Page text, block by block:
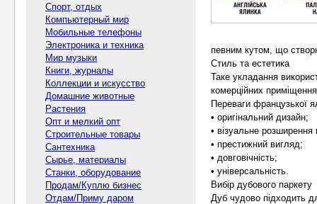
Спорт, отдых
Компьютерный мир
Мобильные телефоны
Электроника и техника
Мир музыки
Книги, журналы
Коллекции и искусство
Домашние животные
Растения
Опт и мелкий опт
Строительные товары
Сантехника
Сырье, материалы
Станки, оборудование
Продам/Куплю бизнес
Отдам/Приму даром
певним кутом, що
Стиль та естетика
Таке укладання
комерційних
Переваги французької
• оригінальний дизайн;
• візуальне розширення
• престижний вигляд;
• довговічність;
• універсальність.
Вибір дубового паркету
Дуб чудово підходить